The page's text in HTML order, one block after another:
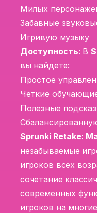
Милых
Забавные
Игривую музыку
Доступность: В
вы найдете:
Простое
Четкие
Полезные
Sprunki Retake:
незабываемые
игроков всех
сочетание
современных
игроков на